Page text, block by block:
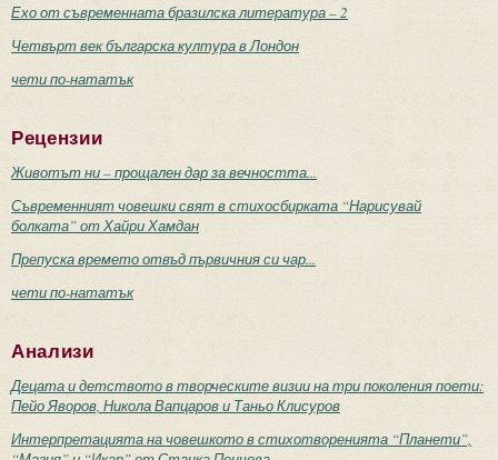
Ехо от съвременната бразилска литература – 2
Четвърт век българска култура в Лондон
чети по-нататък
Рецензии
Животът ни – прощален дар за вечността...
Съвременният човешки свят в стихосбирката “Нарисувай
болката” от Хайри Хамдан
Препуска времето отвъд първичния си чар...
чети по-нататък
Анализи
Децата и детството в творческите визии на три поколения поети:
Пейо Яворов, Никола Вапцаров и Таньо Клисуров
Интерпретацията на човешкото в стихотворенията “Планети”,